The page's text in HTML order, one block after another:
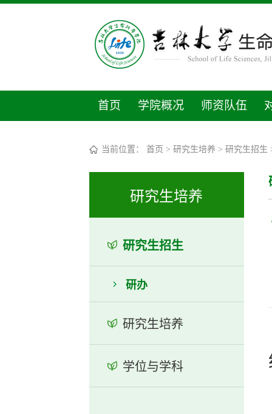
首页 学院概况 师资队伍
当前位置： 首页 > 研究生培养 > 研究生招生
研究生培养
研究生招生
研办
研究生培养
学位与学科